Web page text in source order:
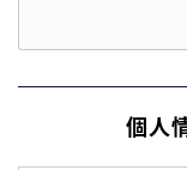
個人